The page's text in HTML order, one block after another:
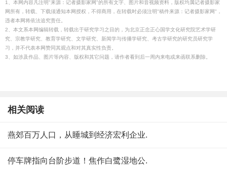
1、本网内容凡注明"来源：记者摄影家网"的所有文字、图片和音视频资料，版权均属记者摄影家
网所有，转载、下载须通知本网授权，不得商用，在转载时必须注明"稿件来源：记者摄影家网"，
违者本网将依法追究责任。
2、本文系本网编辑转载，转载出于研究学习之目的，为北京正念正心国学文化研究院艺术学研
究、宗教学研究、教育学研究、文学研究、新闻学与传播学研究、考古学研究的研究员研究学
习，并不代表本网赞同其观点和对其真实性负责。
3、如涉及作品、图片等内容、版权和其它问题，请作者看到后一周内来电或来函联系删除。
相关阅读
燕郊百万人口，从睡城到经济宏利企业.
停车牌指向台阶步道！焦作白鹭湿地公.